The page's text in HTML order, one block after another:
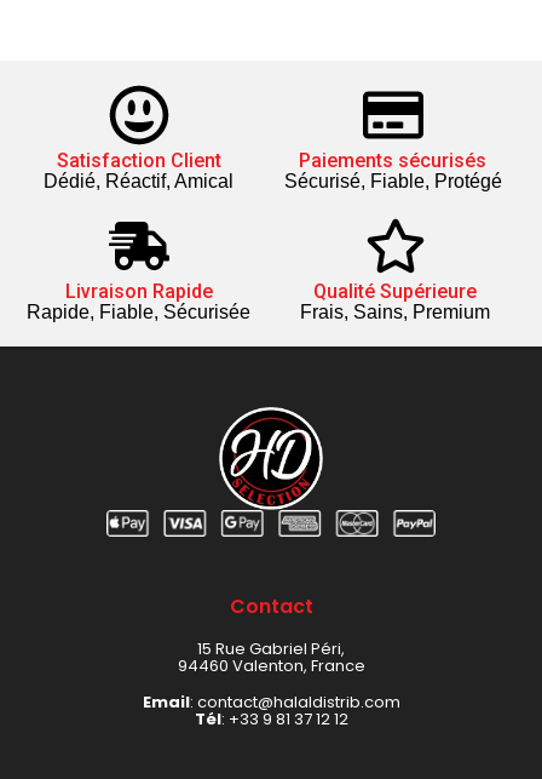
Satisfaction Client
Dédié, Réactif, Amical
Paiements sécurisés
Sécurisé, Fiable, Protégé
Livraison Rapide
Rapide, Fiable, Sécurisée
Qualité Supérieure
Frais, Sains, Premium
Contact
15 Rue Gabriel Péri,
94460 Valenton, France
Email: contact@halaldistrib.com
Tél: +33 9 81 37 12 12